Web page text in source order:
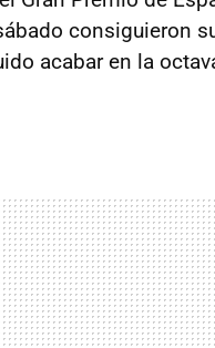
consiguieron
acabar en la